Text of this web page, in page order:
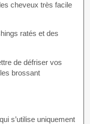
cheveux très facile
ratés et des
de défriser vos
brossant
s’utilise uniquement